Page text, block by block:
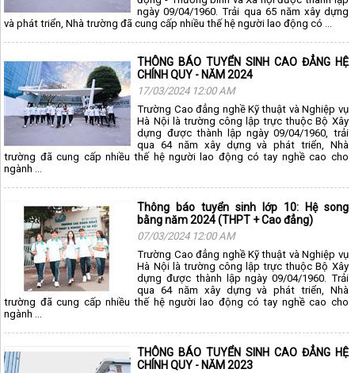
ngày 09/04/1960. Trải qua 65 năm xây dựng
và phát triển, Nhà trường đã cung cấp nhiều thế hệ người lao động có ...
THÔNG BÁO TUYỂN SINH CAO ĐẲNG HỆ
CHÍNH QUY - NĂM 2024
17/03/2024 12:00 AM
Trường Cao đẳng nghề Kỹ thuật và Nghiệp vụ
Hà Nội là trường công lập trực thuộc Bộ Xây
dựng được thành lập ngày 09/04/1960, trải
qua 64 năm xây dựng và phát triển, Nhà
trường đã cung cấp nhiều thế hệ người lao động có tay nghề cao cho
ngành ...
Thông báo tuyển sinh lớp 10: Hệ song
bằng năm 2024 (THPT + Cao đẳng)
07/03/2024 12:00 AM
Trường Cao đẳng nghề Kỹ thuật và Nghiệp vụ
Hà Nội là trường công lập trực thuộc Bộ Xây
dựng được thành lập ngày 09/04/1960. Trải
qua 64 năm xây dựng và phát triển, Nhà
trường đã cung cấp nhiều thế hệ người lao động có tay nghề cao cho
ngành ...
THÔNG BÁO TUYỂN SINH CAO ĐẲNG HỆ
CHÍNH QUY - NĂM 2023